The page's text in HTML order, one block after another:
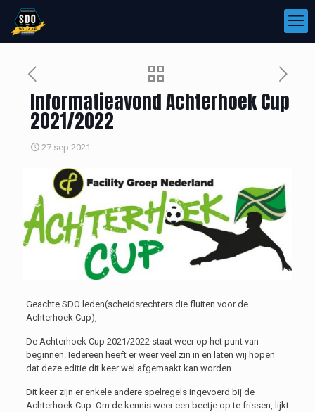
Informatieavond Achterhoek Cup
2021/2022
27 sep 2021
Geachte SDO leden(scheidsrechters die fluiten voor de
Achterhoek Cup),
De Achterhoek Cup 2021/2022 staat weer op het punt van
beginnen. Iedereen heeft er weer veel zin in en laten wij hopen
dat deze editie dit keer wel afgemaakt kan worden.
Dit keer zijn er enkele andere spelregels ingevoerd bij de
Achterhoek Cup. Om de kennis weer een beetje op te frissen, lijkt